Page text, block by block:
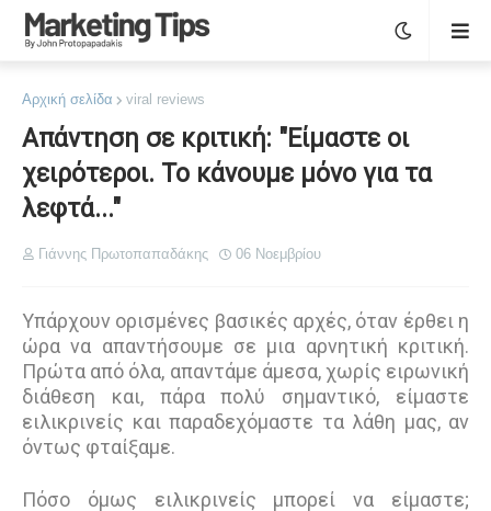
Αρχική σελίδα viral reviews
Απάντηση σε κριτική: "Είμαστε οι
χειρότεροι. Το κάνουμε μόνο για τα
λεφτά..."
Γιάννης Πρωτοπαπαδάκης 06 Νοεμβρίου
Υπάρχουν ορισμένες βασικές αρχές, όταν έρθει η
ώρα να απαντήσουμε σε μια αρνητική κριτική.
Πρώτα από όλα, απαντάμε άμεσα, χωρίς ειρωνική
διάθεση και, πάρα πολύ σημαντικό, είμαστε
ειλικρινείς και παραδεχόμαστε τα λάθη μας, αν
όντως φταίξαμε.
Πόσο όμως ειλικρινείς μπορεί να είμαστε;